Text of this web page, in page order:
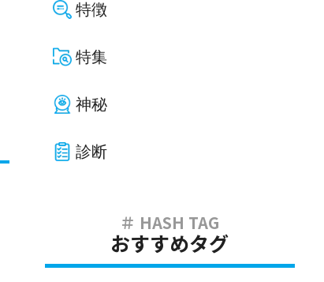
特徴
特集
神秘
診断
おすすめタグ